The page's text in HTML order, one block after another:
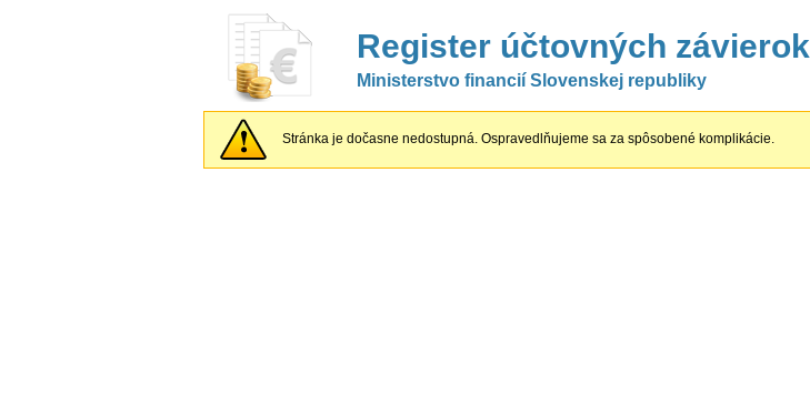
Register účtovných závierok
Ministerstvo financií Slovenskej republiky
Stránka je dočasne nedostupná. Ospravedlňujeme sa za spôsobené komplikácie.